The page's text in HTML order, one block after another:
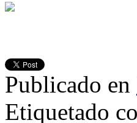
Publicado en
Etiquetado